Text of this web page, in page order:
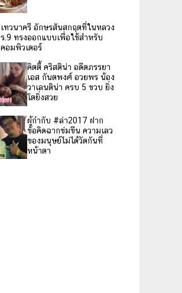
เทวนาครี อักษรสันสกฤตที่ในหลวง
ร.9 ทรงออกแบบเพื่อใช้สำหรับ
คอมพิวเตอร์
คิตตี้ คริสติน่า อดีตภรรยา
เอส กันตพงศ์ อวยพร น้อง
วาเลนติน่า ครบ 5 ขวบ ยิ่ง
โตยิ่งสวย
ผู้กำกับ #ล่า2017 ฝาก
ข้อคิดฉากข่มขืน ความเลว
ของมนุษย์ไม่ได้วัดกันที่
หน้าตา